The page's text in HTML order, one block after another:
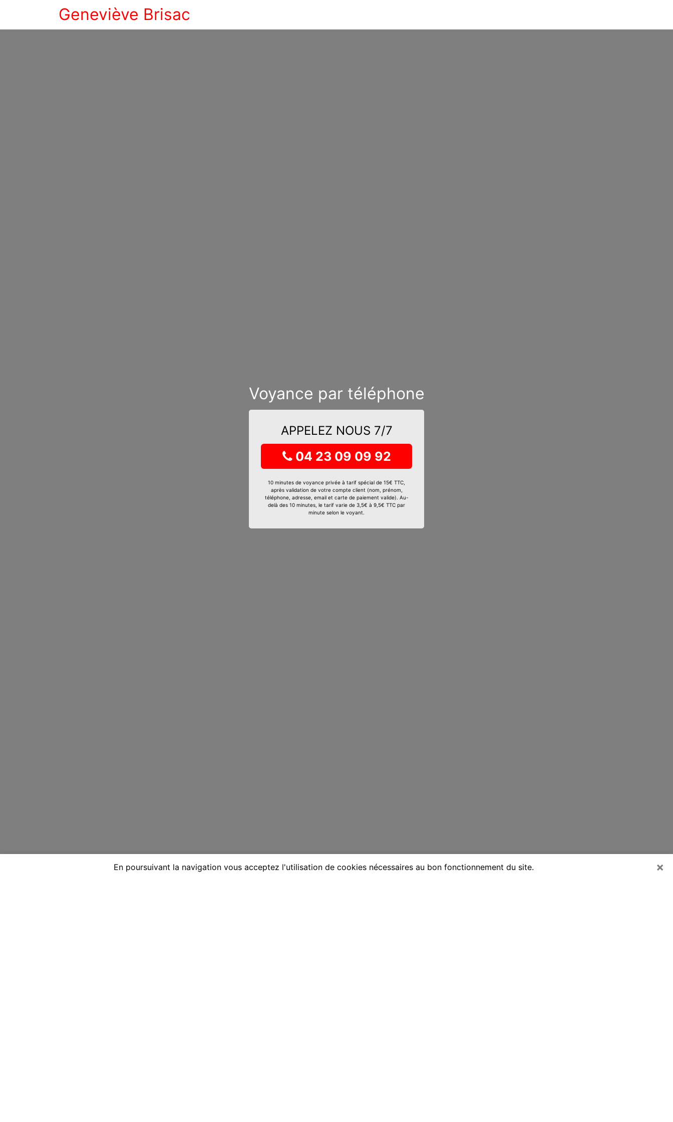
Geneviève Brisac
Voyance par téléphone
APPELEZ NOUS 7/7
04 23 09 09 92
10 minutes de voyance privée à tarif spécial de 15€ TTC,
après validation de votre compte client (nom, prénom,
téléphone, adresse, email et carte de paiement valide). Au-
delà des 10 minutes, le tarif varie de 3,5€ à 9,5€ TTC par
minute selon le voyant.
×
En poursuivant la navigation vous acceptez l'utilisation de cookies nécessaires au bon fonctionnement du site.